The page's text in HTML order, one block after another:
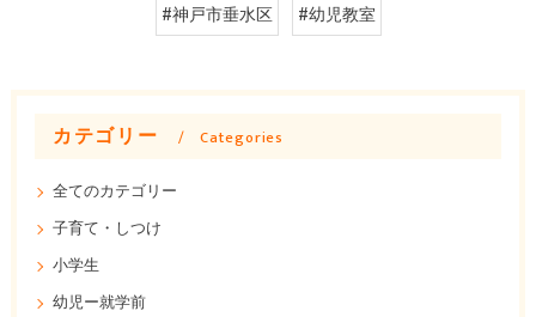
#神戸市垂水区
#幼児教室
カテゴリー Categories
全てのカテゴリー
子育て・しつけ
小学生
幼児ー就学前